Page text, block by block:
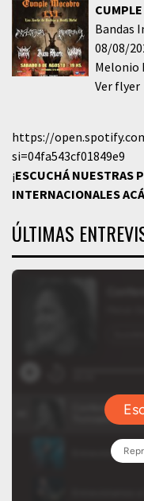
Bandas
08/08/
Melonio
Ver flyer
https://
si=04fa543cf01849e9
¡ESCUCHÁ NUESTRAS
INTERNACIONALESACÁ
ÚLTIMAS